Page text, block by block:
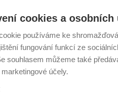
cookies a osobních
používáme ke
fungování funkcí ze
souhlasem můžeme také
marketingové účely.